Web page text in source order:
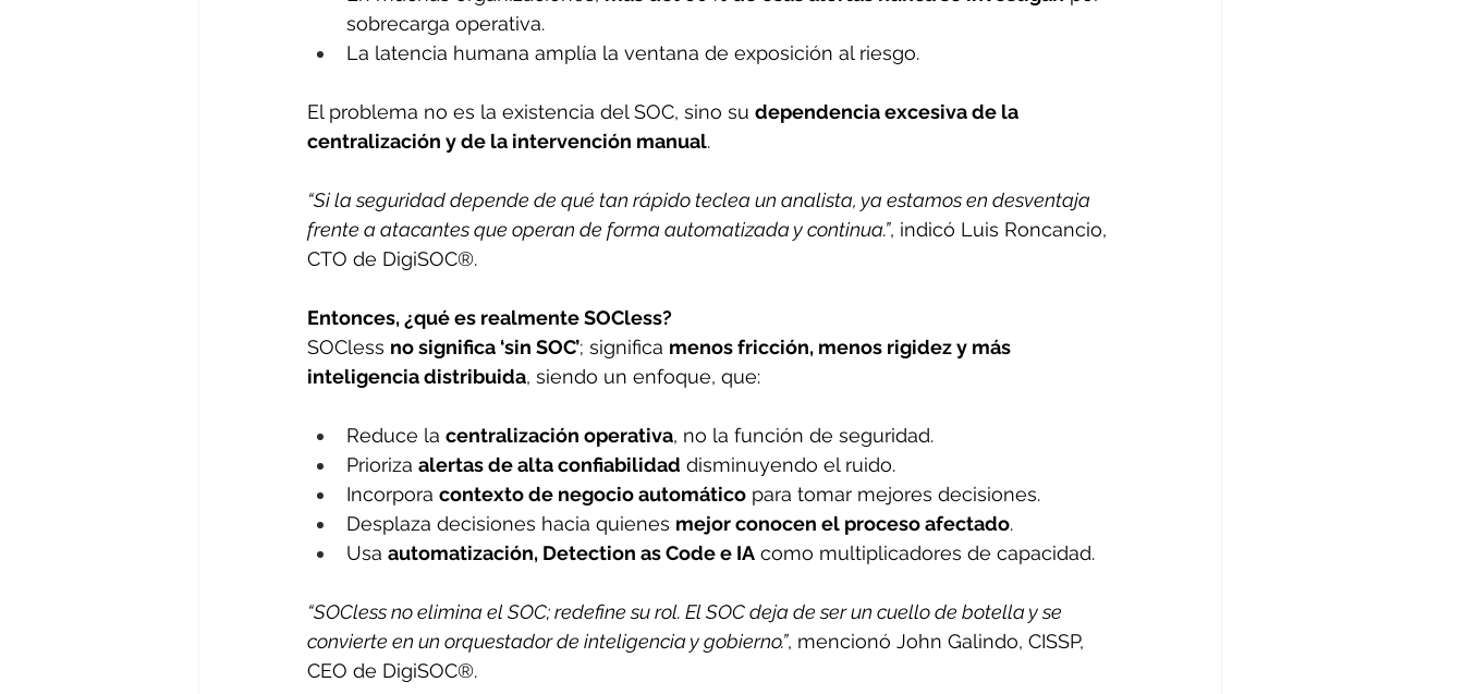
sobrecarga operativa.
La latencia humana amplía la ventana de exposición al riesgo.
El problema no es la existencia del SOC, sino su dependencia excesiva de la
centralización y de la intervención manual.
“Si la seguridad depende de qué tan rápido teclea un analista, ya estamos en desventaja
frente a atacantes que operan de forma automatizada y continua.”, indicó Luis Roncancio,
CTO de DigiSOC®.
Entonces, ¿qué es realmente SOCless?
SOCless no significa ‘sin SOC’; significa menos fricción, menos rigidez y más
inteligencia distribuida, siendo un enfoque, que:
Reduce la centralización operativa, no la función de seguridad.
Prioriza alertas de alta confiabilidad disminuyendo el ruido.
Incorpora contexto de negocio automático para tomar mejores decisiones.
Desplaza decisiones hacia quienes mejor conocen el proceso afectado.
Usa automatización, Detection as Code e IA como multiplicadores de capacidad.
“SOCless no elimina el SOC; redefine su rol. El SOC deja de ser un cuello de botella y se
convierte en un orquestador de inteligencia y gobierno.”, mencionó John Galindo, CISSP,
CEO de DigiSOC®.